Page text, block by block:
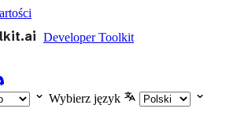
Developer Toolkit
Wybierz język